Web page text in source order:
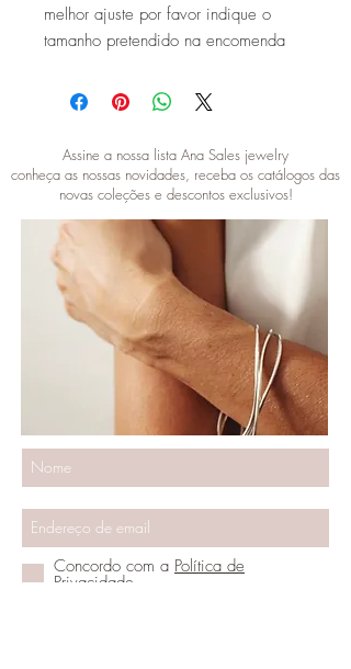
melhor ajuste por favor indique o
tamanho pretendido na encomenda
SUBSCRIBE
Assine a nossa lista Ana Sales jewelry
conheça as nossas novidades, receba os catálogos das
novas coleções e descontos exclusivos!
Concordo com a Política de
Privacidade